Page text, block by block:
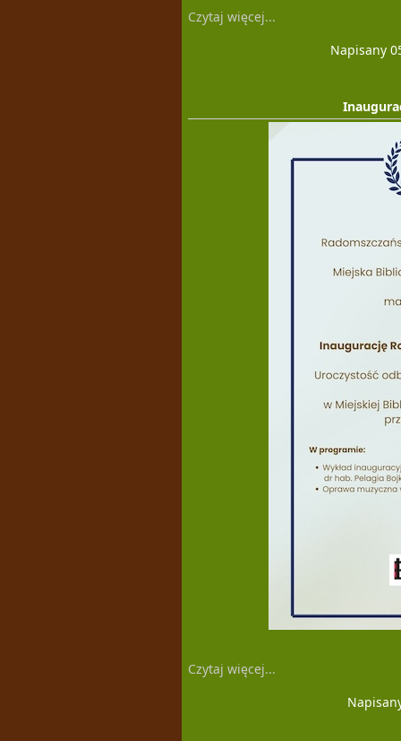
Czytaj więcej...
Napisany
Czytaj więcej...